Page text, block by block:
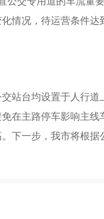
情况，待运营条件
站台均设置于人行
在主路停车影响主线
下一步，我市将根